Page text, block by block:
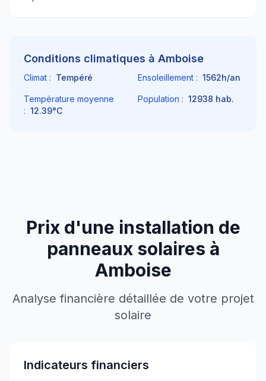
Conditions climatiques à Amboise
Climat : Tempéré Ensoleillement : 1562h/an
Température moyenne
: 12.39°C
Population : 12938 hab.
Prix d'une installation de
panneaux solaires à
Amboise
Analyse financière détaillée de votre projet
solaire
Indicateurs financiers